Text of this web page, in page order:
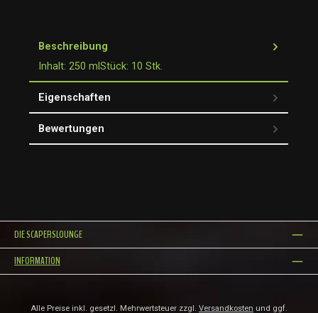
Beschreibung
Inhalt: 250 mlStück: 10 Stk.
Eigenschaften
Bewertungen
DIE SCAPERSLOUNGE
INFORMATION
Alle Preise inkl. gesetzl. Mehrwertsteuer zzgl. Versandkosten und ggf.